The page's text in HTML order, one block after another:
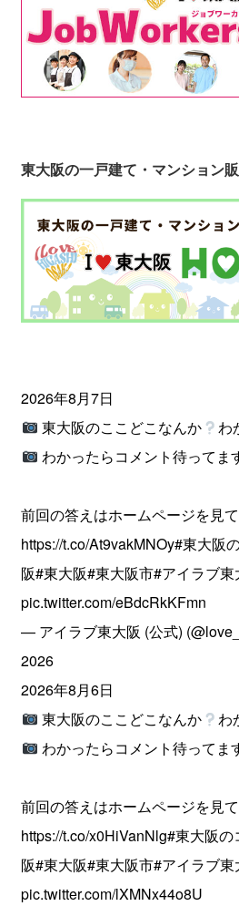
東大阪の一戸建て・マンション
2026年8月7日
東大阪のここどこなんか
わ
わかったらコメント待ってま
前回の答えはホームページを見て
https://t.co/At9vakMNOy#東大阪
阪#東大阪#東大阪市#アイラブ東
pic.twitter.com/eBdcRkKFmn
— アイラブ東大阪 (公式)
2026
2026年8月6日
東大阪のここどこなんか
わ
わかったらコメント待ってま
前回の答えはホームページを見て
https://t.co/x0HiVanNlg#東大阪の
阪#東大阪#東大阪市#アイラブ東
pic.twitter.com/lXMNx44o8U